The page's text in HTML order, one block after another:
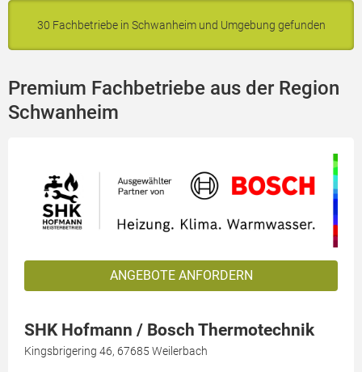
30 Fachbetriebe in Schwanheim und Umgebung gefunden
Premium Fachbetriebe aus der Region
Schwanheim
ANGEBOTE ANFORDERN
SHK Hofmann / Bosch Thermotechnik
Kingsbrigering 46, 67685 Weilerbach